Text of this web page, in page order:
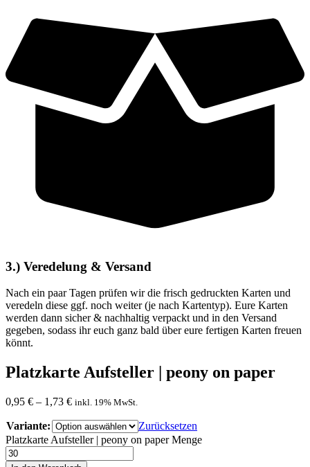
3.) Veredelung & Versand
Nach ein paar Tagen prüfen wir die frisch gedruckten Karten und
veredeln diese ggf. noch weiter (je nach Kartentyp). Eure Karten
werden dann sicher & nachhaltig verpackt und in den Versand
gegeben, sodass ihr euch ganz bald über eure fertigen Karten freuen
könnt.
Platzkarte Aufsteller | peony on paper
0,95 € – 1,73 € inkl. 19% MwSt.
Variante:
Zurücksetzen
Platzkarte Aufsteller | peony on paper Menge